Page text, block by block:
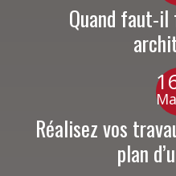
Quand faut-il
Réalisez vos
plan